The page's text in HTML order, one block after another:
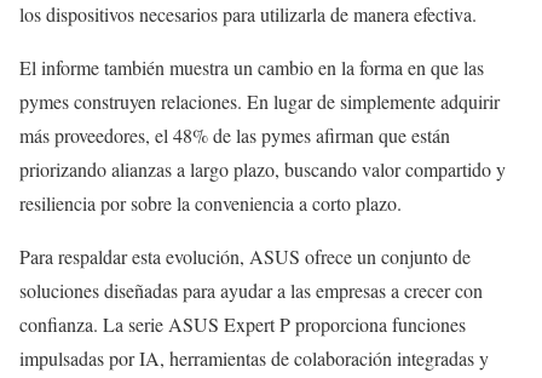
los dispositivos necesarios para utilizarla de manera efectiva.
El informe también muestra un cambio en la forma en que las
pymes construyen relaciones. En lugar de simplemente adquirir
más proveedores, el 48% de las pymes afirman que están
priorizando alianzas a largo plazo, buscando valor compartido y
resiliencia por sobre la conveniencia a corto plazo.
Para respaldar esta evolución, ASUS ofrece un conjunto de
soluciones diseñadas para ayudar a las empresas a crecer con
confianza. La serie ASUS Expert P proporciona funciones
impulsadas por IA, herramientas de colaboración integradas y